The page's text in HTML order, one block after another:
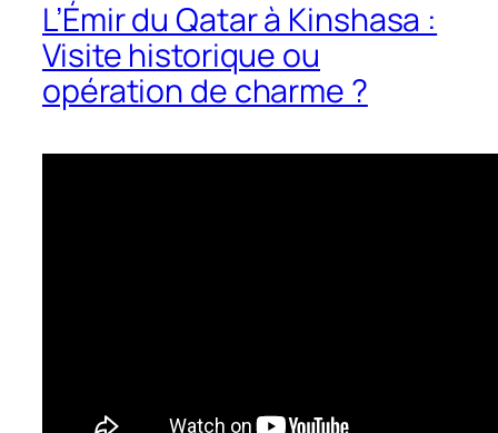
L’Émir du Qatar à Kinshasa :
Visite historique ou
opération de charme ?